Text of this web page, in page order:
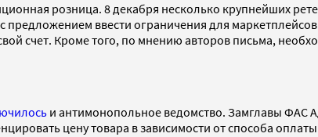
розница. 8 декабря несколько крупнейших
предложением ввести ограничения для
счет. Кроме того, по мнению авторов письма,
и антимонопольное ведомство. Замглавы ФАС
цену товара в зависимости от способа